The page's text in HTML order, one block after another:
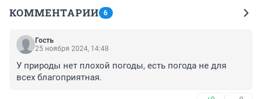
КОММЕНТАРИИ 6
Гость
25 ноября 2024, 14:48
У природы нет плохой погоды, есть погода не для
всех благоприятная.